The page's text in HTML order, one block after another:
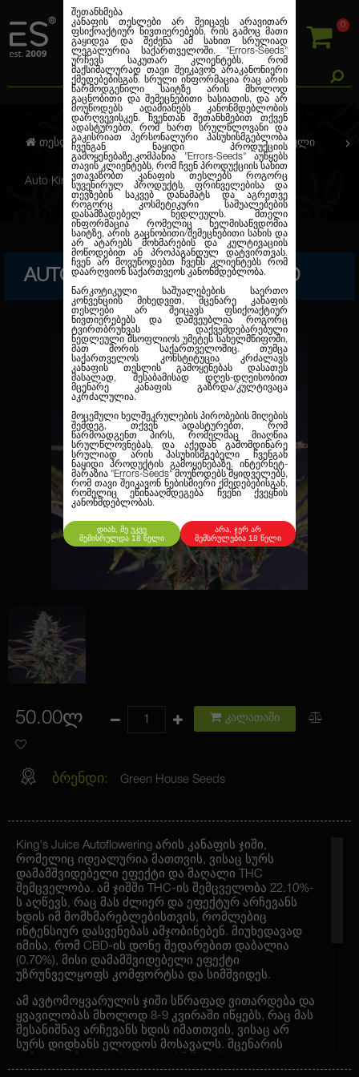
0
შეთანხმება
კანაფის თესლები არ შეიცავს არავითარ
ფსიქოაქტიურ ნივთიერებებს, რის გამოც მათი
გაყიდვა და შეძენა ამ სახით სრულიად
ლეგალურია საქართველოში. "Errors-Seeds"
ურჩევს საკუთარ კლიენტებს, რომ
მაქსიმალურად თავი შეიკავონ არაკანონიერი
ქმედებებისგან. სრული ინფორმაცია რაც არის
წარმოდგენილი საიტზე არის მხოლოდ
გაცნობითი და შემეცნებითი ხასიათის, და არ
მოუწოდებს ადამიანებს კანონმდებლობის
დარღვევისკენ. ჩვენთან შეთანხმებით თქვენ
ადასტურებთ, რომ ხართ სრულწლოვანი და
გაკისრიათ პერსონალური პასუხისმგებლობა
ჩვენგან ნაყიდი პროდუქციის
გამოყენებაზე.კომპანია
"Errors-Seeds" აუწყებს
თავის კლიენტებს, რომ ჩვენ პროდუქციის სახით
ვთავაზობთ კანაფის თესლებს როგორც
სუვენირულ პროდუქტს, ფრინველებისა და
თევზების საკვებ დანამატს და აგრეთვე
როგორც კოსმეტიკური საშუალებების
დასამზადებელ ნედლეულს. მთელი
ინფორმაცია რომელიც ხელმისაწვდომია
საიტზე, არის გაცნობითი/შემეცნებითი სახის და
არ ატარებს მოხმარების და კულტივაციის
მოწოდებით ან პროპაგანდულ დატვირთვას.
ჩვენ არ მოვუწოდებთ ჩვენს კლიენტებს რომ
დაარღვიონ საქართვეოს კანონმდებლობა.
ნარკოტიკული საშუალებების საერთო
კონვენციის მიხედვით, მცენარე კანაფის
თესლები არ შეიცავს ფსიქოაქტიურ
ნივთიერებებს და დაშვეუბლია როგორც
ტვირთბრუნვას დაქვემდებარებული
ნედლეული მსოფლიოს უმეტეს სახელმწიფოში,
მათ შორის საქართველოშიც. თუმცა
საქართველოს კონსტიტუცია კრძალავს
კანაფის თესლის გამოყენებას დასათეს
მასალად, შესაბამისად დღეს-დღეისობით
მცენარე კანაფის გაზრდა/კულტივაცა
აკრძალულია.
მოცემული ხელშეკრულების პირობების მიღების
შემდეგ, თქვენ ადასტურებთ, რომ
წარმოადგენთ პირს, რომელმაც მიაღწია
სრულწლოვნებას, და აქედან გამომდინარე
სრულიად არის პასუხისმგებელი ჩვენგან
ნაყიდი პროდუქტის გამოყენებაზე. ინტერნეტ-
მარაზია "Errors-Seeds" მოუწოდებს მყიდველებს,
რომ თავი შეიკავონ ნებისმიერი ქმედებებისგან,
რომელიც ეწინააღმდეგება ჩვენი ქვეყნის
კანონმდებლობას.
დიახ, მე უკვე
შემისრულდა 18 წელი
არა, ჯერ არ
შემსრულებია 18 წელი
თესლების კანაფი ავტო. ფემინიზირებული
Auto King's Juice Feminised
AUTO KING'S JUICE FEMINISED
50.00ლ კალათაში
ბრენდი: Green House Seeds
King's Juice Autoflowering არის კანაფის ჯიში,
რომელიც იდეალურია მათთვის, ვისაც სურს
დამამშვიდებელი ეფექტი და მაღალი THC
შემცველობა. ამ ჯიშში THC-ის შემცველობა 22.10%-
ს აღწევს, რაც მას ძლიერ და ეფექტურ არჩევანს
ხდის იმ მომხმარებლებისთვის, რომლებიც
ინტენსიურ დასვენებას ამჯობინებენ. მიუხედავად
იმისა, რომ CBD-ის დონე შედარებით დაბალია
(0.70%), მისი დამამშვიდებელი ეფექტი
უზრუნველყოფს კომფორტსა და სიმშვიდეს.
ამ ავტომოყვარულის ჯიში სწრაფად ვითარდება და
ყვავილობას მხოლოდ 8-9 კვირაში იწყებს, რაც მას
შესანიშნავ არჩევანს ხდის იმათთვის, ვისაც არ
სურს დიდხანს ელოდოს მოსავალს. მცენარის